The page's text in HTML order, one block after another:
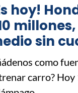
hoy!
sin
como
carro? Hoy